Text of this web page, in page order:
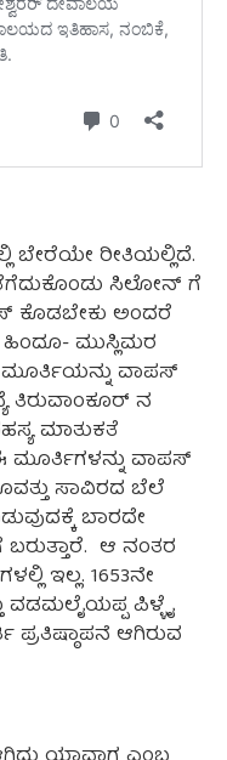
ಬೇರೆಯೇ ರೀತಿಯಲ್ಲಿದೆ.
ಸಿಲೋನ್ ಗೆ
ಕೊಡಬೇಕು ಅಂದರೆ
ಹಿಂದೂ- ಮುಸ್ಲಿಮರ
ವಾಪಸ್
ತಿರುವಾಂಕೂರ್ ನ
ಮಾತುಕತೆ
ಮೂರ್ತಿಗಳನ್ನು ವಾಪಸ್
ಸಾವಿರದ ಬೆಲೆ
ಬಾರದೇ
ಆ ನಂತರ
ಇಲ್ಲ. 1653ನೇ
ಪಿಳ್ಳೈ
ಪ್ರತಿಷ್ಠಾಪನೆ ಆಗಿರುವ